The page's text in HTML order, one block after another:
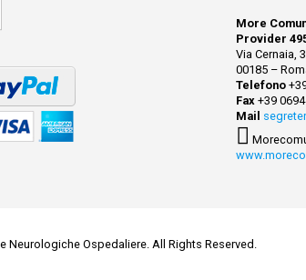
More
Provider
Via Cernaia,
00185 –
Telefono
Fax+39
Mail
Neurologiche Ospedaliere. All Rights Reserved.